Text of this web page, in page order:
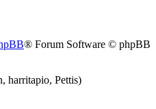
® Forum Software © phpBB
harritapio, Pettis)